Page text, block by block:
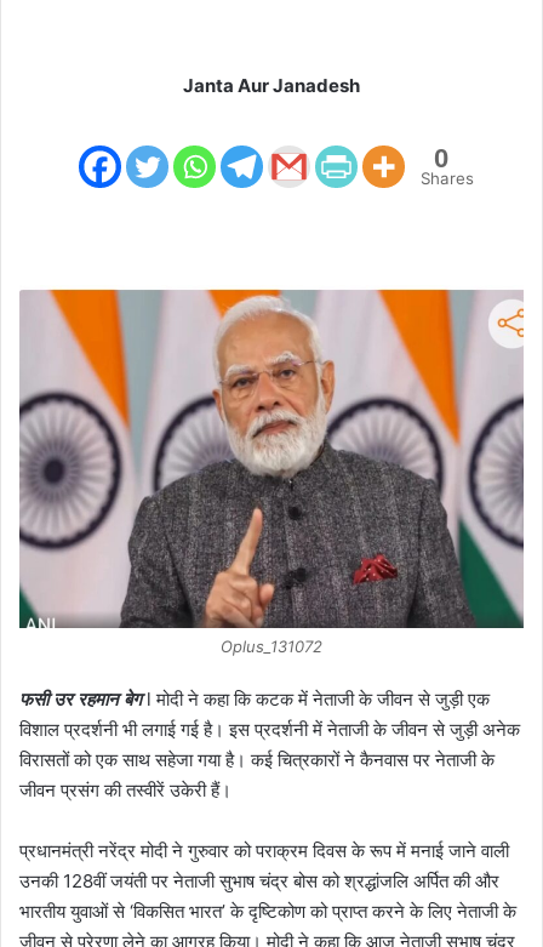
Janta Aur Janadesh
0
Shares
Oplus_131072
फसी उर रहमान बेग l मोदी ने कहा कि कटक में नेताजी के जीवन से जुड़ी एक
विशाल प्रदर्शनी भी लगाई गई है। इस प्रदर्शनी में नेताजी के जीवन से जुड़ी अनेक
विरासतों को एक साथ सहेजा गया है। कई चित्रकारों ने कैनवास पर नेताजी के
जीवन प्रसंग की तस्वीरें उकेरी हैं।
प्रधानमंत्री नरेंद्र मोदी ने गुरुवार को पराक्रम दिवस के रूप में मनाई जाने वाली
उनकी 128वीं जयंती पर नेताजी सुभाष चंद्र बोस को श्रद्धांजलि अर्पित की और
भारतीय युवाओं से ‘विकसित भारत’ के दृष्टिकोण को प्राप्त करने के लिए नेताजी के
जीवन से प्रेरणा लेने का आग्रह किया। मोदी ने कहा कि आज नेताजी सुभाष चंद्र